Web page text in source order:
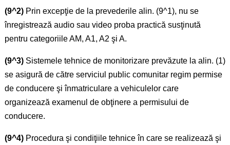
(9^2)Prin excepţie de la prevederile alin. (9^1), nu se
înregistrează audio sau video proba practică susţinută
pentru categoriile AM, A1, A2 şi A.
(9^3)Sistemele tehnice de monitorizare prevăzute la alin. (1)
se asigură de către serviciul public comunitar regim permise
de conducere şi înmatriculare a vehiculelor care
organizează examenul de obţinere a permisului de
conducere.
(9^4)Procedura şi condiţiile tehnice în care se realizează şi